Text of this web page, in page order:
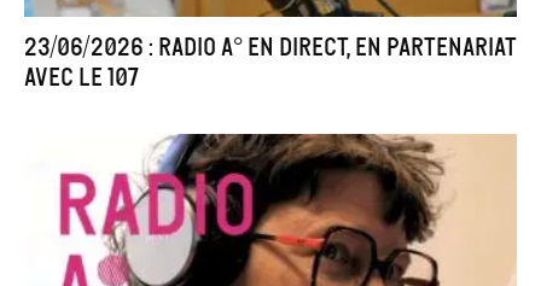
23/06/2026 : Radio A° en direct, en partenariat
avec le 107